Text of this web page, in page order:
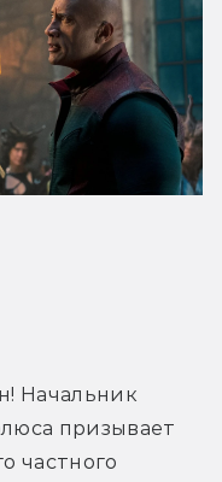
Начальник
частного